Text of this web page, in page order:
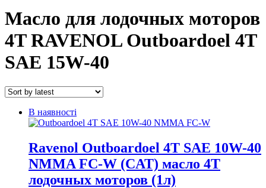
Масло для лодочных моторов
4T RAVENOL Outboardoel 4T
SAE 15W-40
В наявності
Ravenol Outboardoel 4T SAE 10W-40
NMMA FC-W (CAT) масло 4Т
лодочных моторов (1л)